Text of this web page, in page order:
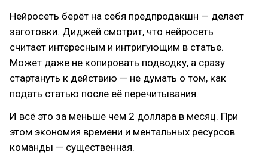
Нейросеть берёт на себя предпродакшн — делает
заготовки. Диджей смотрит, что нейросеть
считает интересным и интригующим в статье.
Может даже не копировать подводку, а сразу
стартануть к действию — не думать о том, как
подать статью после её перечитывания.
И всё это за меньше чем 2 доллара в месяц. При
этом экономия времени и ментальных ресурсов
команды — существенная.